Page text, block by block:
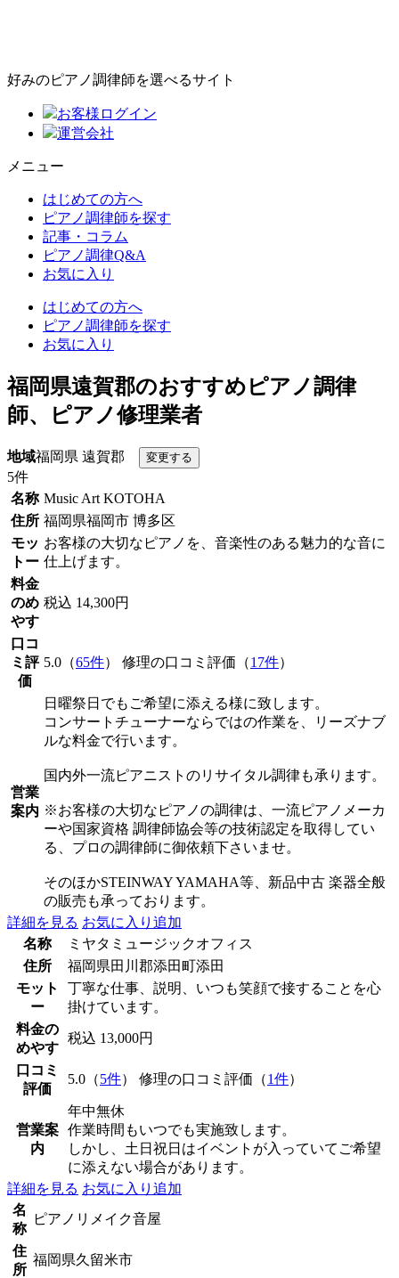
好みのピアノ調律師を選べるサイト
お客様ログイン
運営会社
メニュー
はじめての方へ
ピアノ調律師を探す
記事・コラム
ピアノ調律Q&A
お気に入り
はじめての方へ
ピアノ調律師を探す
お気に入り
福岡県遠賀郡のおすすめピアノ調律
師、ピアノ修理業者
地域福岡県 遠賀郡
5件
名称 Music Art KOTOHA
住所 福岡県福岡市 博多区
モッ
トー
お客様の大切なピアノを、音楽性のある魅力的な音に
仕上げます。
料金
のめ
やす
税込 14,300円
口コ
ミ評
価
5.0（65件） 修理の口コミ評価（17件）
営業
案内
日曜祭日でもご希望に添える様に致します。
コンサートチューナーならではの作業を、リーズナブ
ルな料金で行います。
国内外一流ピアニストのリサイタル調律も承ります。
※お客様の大切なピアノの調律は、一流ピアノメーカ
ーや国家資格 調律師協会等の技術認定を取得してい
る、プロの調律師に御依頼下さいませ。
そのほかSTEINWAY YAMAHA等、新品中古 楽器全般
の販売も承っております。
詳細を見る お気に入り追加
名称
ミヤタミュージックオフィス
住所
福岡県田川郡添田町添田
モット
ー
丁寧な仕事、説明、いつも笑顔で接することを心
掛けています。
料金の
めやす
税込 13,000円
口コミ
評価
5.0（5件） 修理の口コミ評価（1件）
営業案
内
年中無休
作業時間もいつでも実施致します。
しかし、土日祝日はイベントが入っていてご希望
に添えない場合があります。
詳細を見る お気に入り追加
名
称
ピアノリメイク音屋
住
所
福岡県久留米市